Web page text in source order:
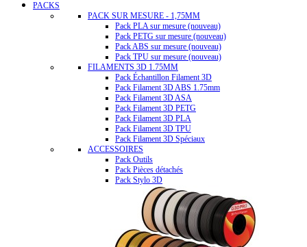
PACKS
PACK SUR MESURE - 1,75MM
Pack PLA sur mesure (nouveau)
Pack PETG sur mesure (nouveau)
Pack ABS sur mesure (nouveau)
Pack TPU sur mesure (nouveau)
FILAMENTS 3D 1.75MM
Pack Échantillon Filament 3D
Pack Filament 3D ABS 1.75mm
Pack Filament 3D ASA
Pack Filament 3D PETG
Pack Filament 3D PLA
Pack Filament 3D TPU
Pack Filament 3D Spéciaux
ACCESSOIRES
Pack Outils
Pack Pièces détachés
Pack Stylo 3D